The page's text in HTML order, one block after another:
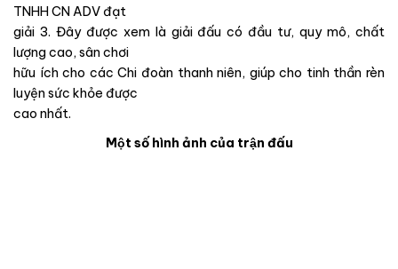
TNHH CN ADV đạt
giải 3. Đây được xem là giải đấu có đầu tư, quy mô, chất
lượng cao, sân chơi
hữu ích cho các Chi đoàn thanh niên, giúp cho tinh thần rèn
luyện sức khỏe được
cao nhất.
Một số hình ảnh của trận đấu